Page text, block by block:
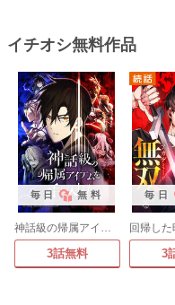
イチオシ無料作品
毎日 無料
神話級の帰属アイテムを手に入れた【タテヨミ】
3話無料
毎日
3